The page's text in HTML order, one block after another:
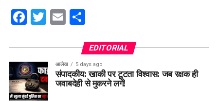
Facebook
Twitter
EmailShare
EDITORIAL
आलेख 5 days ago
संपादकीय: खाकी पर टूटता विश्वास: जब रक्षक ही
जवाबदेही से मुकरने लगें!